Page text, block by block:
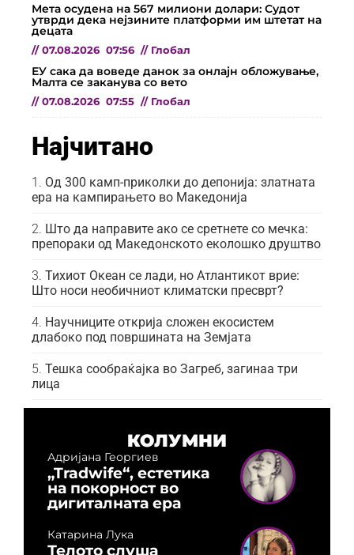
Мета осудена на 567 милиони долари: Судот
утврди дека нејзините платформи им штетат на
децата
// 07.08.2026 07:56 // Глобал
ЕУ сака да воведе данок за онлајн обложување,
Малта се заканува со вето
// 07.08.2026 07:55 // Глобал
Најчитано
Од 300 камп-приколки до депонија: златната
ера на кампирањето во Македонија
Што да направите ако се сретнете со мечка:
препораки од Македонското еколошко друштво
Тихиот Океан се лади, но Атлантикот врие:
Што носи необичниот климатски пресврт?
Научниците открија сложен екосистем
длабоко под површината на Земјата
Тешка сообраќајка во Загреб, загинаа три
лица
КОЛУМНИ
Адријана Георгиев
„Tradwife“, естетика
на покорност во
дигиталната ера
Катарина Лука
Телото слуша